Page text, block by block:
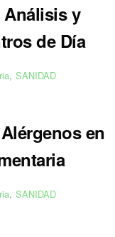
y
de Día
, SANIDAD
en
, SANIDAD